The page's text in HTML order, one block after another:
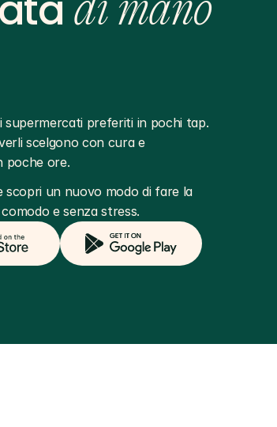
di mano
supermercati preferiti in pochi tap.
scelgono con cura e
poche ore.
scopri un nuovo modo di fare la
e senza stress.